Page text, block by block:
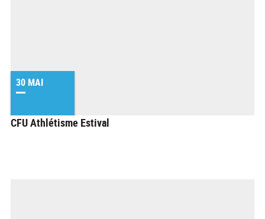
30 MAI
CFU Athlétisme Estival